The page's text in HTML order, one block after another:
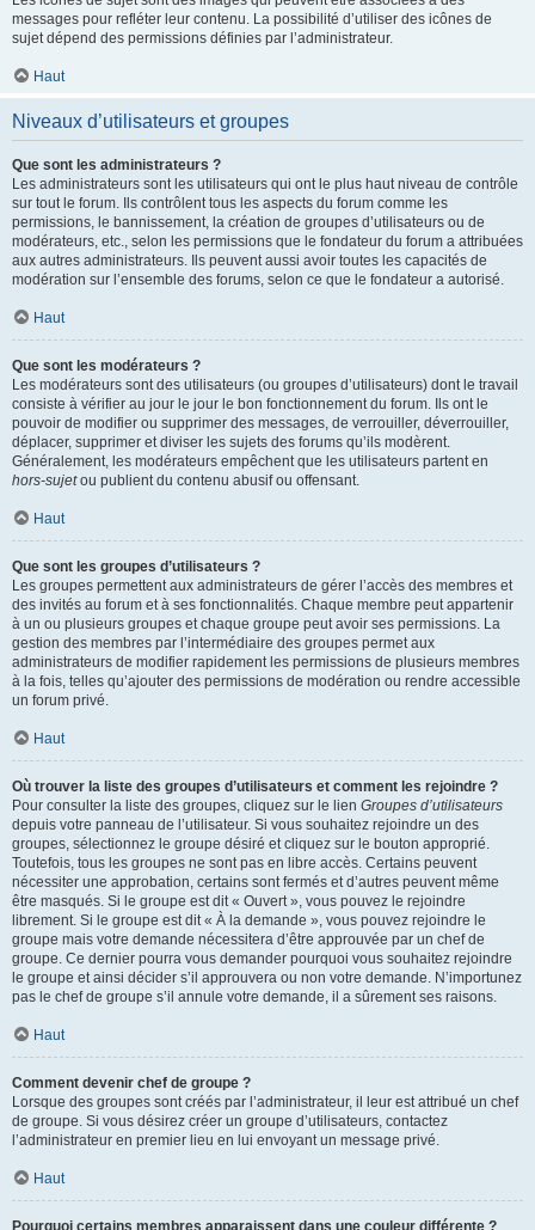
messages pour refléter leur contenu. La possibilité d’utiliser des icônes de
sujet dépend des permissions définies par l’administrateur.
Haut
Niveaux d’utilisateurs et groupes
Que sont les administrateurs ?
Les administrateurs sont les utilisateurs qui ont le plus haut niveau de contrôle
sur tout le forum. Ils contrôlent tous les aspects du forum comme les
permissions, le bannissement, la création de groupes d’utilisateurs ou de
modérateurs, etc., selon les permissions que le fondateur du forum a attribuées
aux autres administrateurs. Ils peuvent aussi avoir toutes les capacités de
modération sur l’ensemble des forums, selon ce que le fondateur a autorisé.
Haut
Que sont les modérateurs ?
Les modérateurs sont des utilisateurs (ou groupes d’utilisateurs) dont le travail
consiste à vérifier au jour le jour le bon fonctionnement du forum. Ils ont le
pouvoir de modifier ou supprimer des messages, de verrouiller, déverrouiller,
déplacer, supprimer et diviser les sujets des forums qu’ils modèrent.
Généralement, les modérateurs empêchent que les utilisateurs partent en
hors-sujetou publient du contenu abusif ou offensant.
Haut
Que sont les groupes d’utilisateurs ?
Les groupes permettent aux administrateurs de gérer l’accès des membres et
des invités au forum et à ses fonctionnalités. Chaque membre peut appartenir
à un ou plusieurs groupes et chaque groupe peut avoir ses permissions. La
gestion des membres par l’intermédiaire des groupes permet aux
administrateurs de modifier rapidement les permissions de plusieurs membres
à la fois, telles qu’ajouter des permissions de modération ou rendre accessible
un forum privé.
Haut
Où trouver la liste des groupes d’utilisateurs et comment les rejoindre ?
Pour consulter la liste des groupes, cliquez sur le lien Groupes d’utilisateurs
depuis votre panneau de l’utilisateur. Si vous souhaitez rejoindre un des
groupes, sélectionnez le groupe désiré et cliquez sur le bouton approprié.
Toutefois, tous les groupes ne sont pas en libre accès. Certains peuvent
nécessiter une approbation, certains sont fermés et d’autres peuvent même
être masqués. Si le groupe est dit « Ouvert », vous pouvez le rejoindre
librement. Si le groupe est dit « À la demande », vous pouvez rejoindre le
groupe mais votre demande nécessitera d’être approuvée par un chef de
groupe. Ce dernier pourra vous demander pourquoi vous souhaitez rejoindre
le groupe et ainsi décider s’il approuvera ou non votre demande. N’importunez
pas le chef de groupe s’il annule votre demande, il a sûrement ses raisons.
Haut
Comment devenir chef de groupe ?
Lorsque des groupes sont créés par l’administrateur, il leur est attribué un chef
de groupe. Si vous désirez créer un groupe d’utilisateurs, contactez
l’administrateur en premier lieu en lui envoyant un message privé.
Haut
Pourquoi certains membres apparaissent dans une couleur différente ?